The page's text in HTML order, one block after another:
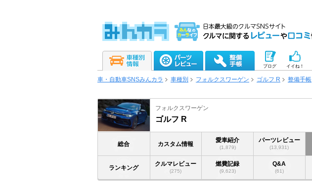
ブログ イイね！
車・自動車SNSみんカラ 車種別 フォルクスワーゲン ゴルフ R 整備手帳
フォルクスワーゲン
ゴルフ R
総合 カスタム情報
愛車紹介
(1,879)
パーツレビュー
(13,931)
ランキング
クルマレビュー
(275)
燃費記録
(9,623)
Q&A
(61)